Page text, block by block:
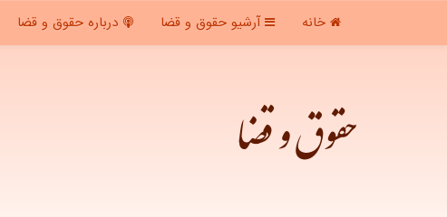
خانه آرشیو حقوق و قضا درباره حقوق و قضا
حقوق و قضا